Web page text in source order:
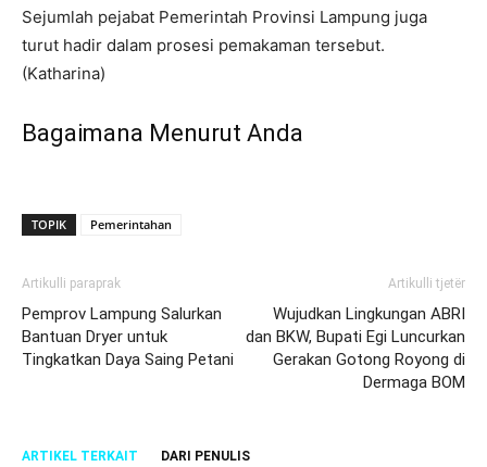
Sejumlah pejabat Pemerintah Provinsi Lampung juga
turut hadir dalam prosesi pemakaman tersebut.
(Katharina)
Bagaimana Menurut Anda
TOPIK Pemerintahan
Artikulli paraprak
Pemprov Lampung Salurkan
Bantuan Dryer untuk
Tingkatkan Daya Saing Petani
Artikulli tjetër
Wujudkan Lingkungan ABRI
dan BKW, Bupati Egi Luncurkan
Gerakan Gotong Royong di
Dermaga BOM
ARTIKEL TERKAIT DARI PENULIS